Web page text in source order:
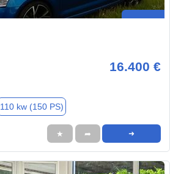
16.400 €
110 kw (150 PS)
★ ➦ ➜